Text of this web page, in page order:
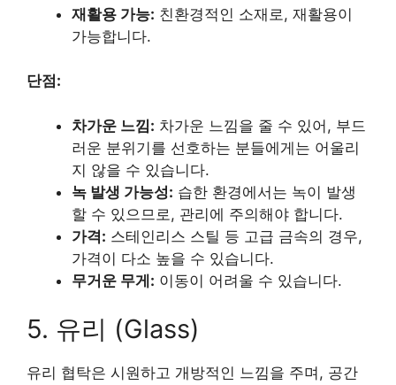
재활용 가능: 친환경적인 소재로, 재활용이
가능합니다.
단점:
차가운 느낌: 차가운 느낌을 줄 수 있어, 부드
러운 분위기를 선호하는 분들에게는 어울리
지 않을 수 있습니다.
녹 발생 가능성: 습한 환경에서는 녹이 발생
할 수 있으므로, 관리에 주의해야 합니다.
가격: 스테인리스 스틸 등 고급 금속의 경우,
가격이 다소 높을 수 있습니다.
무거운 무게: 이동이 어려울 수 있습니다.
5. 유리 (Glass)
유리 협탁은 시원하고 개방적인 느낌을 주며, 공간